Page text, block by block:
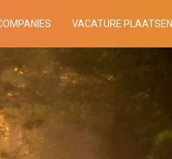
VACATURE PLAATSEN